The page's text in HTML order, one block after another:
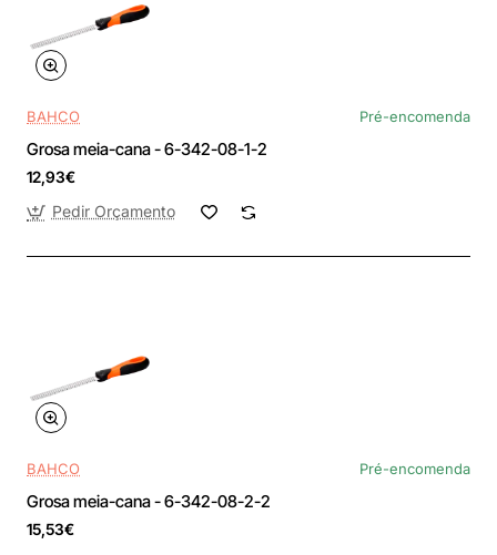
BAHCO Pré-encomenda
Grosa meia-cana - 6-342-08-1-2
12,93€
Pedir Orçamento
BAHCO Pré-encomenda
Grosa meia-cana - 6-342-08-2-2
15,53€